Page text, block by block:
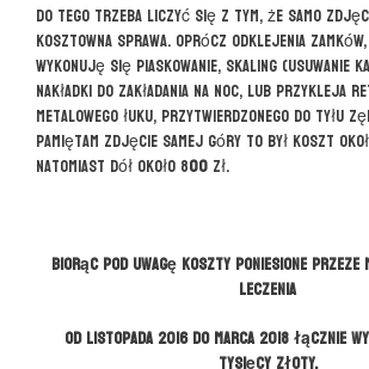
Do tego trzeba liczyć się z tym, że samo
kosztowna sprawa. Oprócz odklejenia
wykonuję się piaskowanie, skaling (usuwanie
nakładki do zakładania na noc, lub przykleja
metalowego łuku, przytwierdzonego do tyłu
pamiętam zdjęcie samej góry to był koszt
natomiast dół około 800 zł.
Biorąc pod uwagę koszty poniesione przeze
leczenia
od listopada 2016 do marca 2018 łącznie